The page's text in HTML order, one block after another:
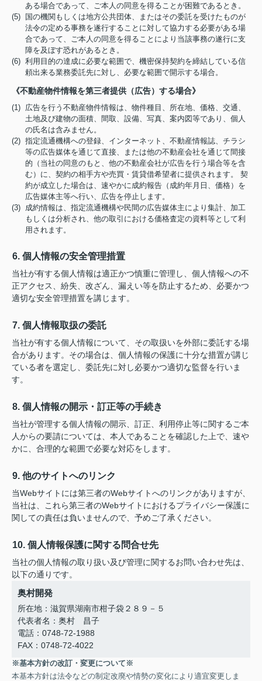
ある場合であって、ご本人の同意を得ることが困難であるとき。
(5) 国の機関もしくは地方公共団体、またはその委託を受けたものが
法令の定める事務を遂行することに対して協力する必要がある場
合であって、ご本人の同意を得ることにより当該事務の遂行に支
障を及ぼす恐れがあるとき。
(6) 利用目的の達成に必要な範囲で、機密保持契約を締結している信
頼出来る業務委託先に対し、必要な範囲で開示する場合。
《不動産物件情報を第三者提供（広告）する場合》
(1) 広告を行う不動産物件情報は、物件種目、所在地、価格、交通、
土地及び建物の面積、間取、設備、写真、案内図等であり、個人
の氏名は含みません。
(2) 指定流通機構への登録、インターネット、不動産情報誌、チラシ
等の広告媒体を通じて直接、または他の不動産会社を通じて間接
的（当社の同意のもと、他の不動産会社が広告を行う場合等を含
む）に、契約の相手方や売買・賃貸借希望者に提供されます。 契
約が成立した場合は、速やかに成約報告（成約年月日、価格）を
広告媒体主等へ行い、広告を停止します。
(3) 成約情報は、指定流通機構や民間の広告媒体主により集計、加工
もしくは分析され、他の取引における価格査定の資料等として利
用されます。
6. 個人情報の安全管理措置
当社が有する個人情報は適正かつ慎重に管理し、個人情報への不
正アクセス、紛失、改ざん、漏えい等を防止するため、必要かつ
適切な安全管理措置を講じます。
7. 個人情報取扱の委託
当社が有する個人情報について、その取扱いを外部に委託する場
合があります。その場合は、個人情報の保護に十分な措置が講じ
ている者を選定し、委託先に対し必要かつ適切な監督を行いま
す。
8. 個人情報の開示・訂正等の手続き
当社が管理する個人情報の開示、訂正、利用停止等に関するご本
人からの要請については、本人であることを確認した上で、速や
かに、合理的な範囲で必要な対応をします。
9. 他のサイトへのリンク
当Webサイトには第三者のWebサイトへのリンクがありますが、
当社は、これら第三者のWebサイトにおけるプライバシー保護に
関しての責任は負いませんので、予めご了承ください。
10. 個人情報保護に関する問合せ先
当社の個人情報の取り扱い及び管理に関するお問い合わせ先は、
以下の通りです。
奥村開発
所在地：滋賀県湖南市柑子袋２８９－５
代表者名：奥村 昌子
電話：0748-72-1988
FAX：0748-72-4022
※基本方針の改訂・変更について※
本基本方針は法令などの制定改廃や情勢の変化により適宜変更しま